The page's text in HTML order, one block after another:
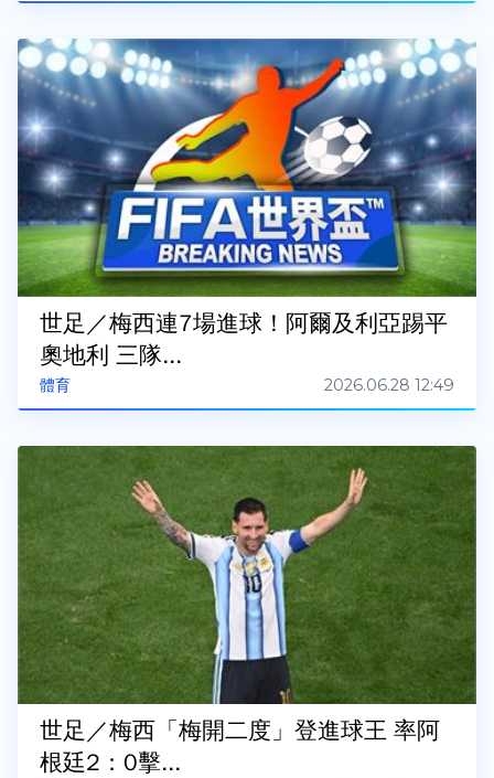
體育
世足／梅西連7場進球！阿爾及利亞踢平
奧地利 三隊...
2026.06.28 12:49
世足／梅西「梅開二度」登進球王 率阿
根廷2：0擊...